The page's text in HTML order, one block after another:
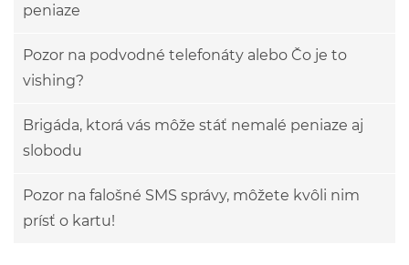
peniaze
Pozor na podvodné telefonáty alebo Čo je to
vishing?
Brigáda, ktorá vás môže stáť nemalé peniaze aj
slobodu
Pozor na falošné SMS správy, môžete kvôli nim
prísť o kartu!